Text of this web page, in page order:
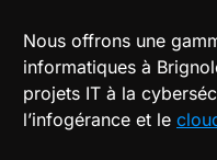
Nous offrons une
informatiques à
projets IT à la
l’infogérance et le